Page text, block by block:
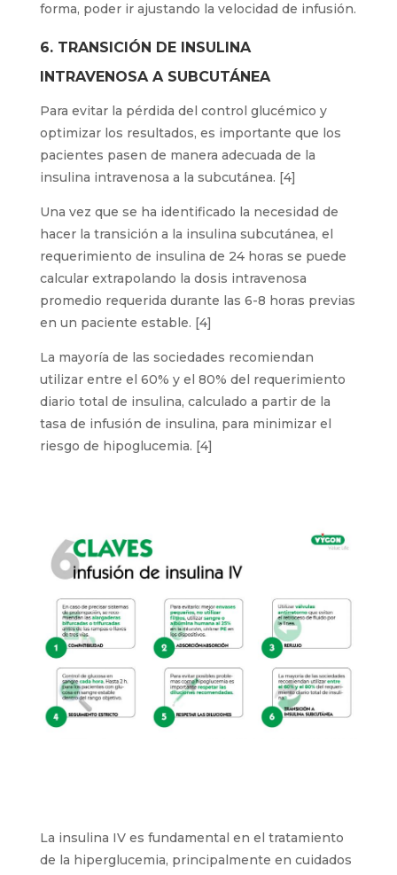
forma, poder ir ajustando la velocidad de infusión.
6. TRANSICIÓN DE INSULINA
INTRAVENOSA A SUBCUTÁNEA
Para evitar la pérdida del control glucémico y
optimizar los resultados, es importante que los
pacientes pasen de manera adecuada de la
insulina intravenosa a la subcutánea. [4]
Una vez que se ha identificado la necesidad de
hacer la transición a la insulina subcutánea, el
requerimiento de insulina de 24 horas se puede
calcular extrapolando la dosis intravenosa
promedio requerida durante las 6-8 horas previas
en un paciente estable. [4]
La mayoría de las sociedades recomiendan
utilizar entre el 60% y el 80% del requerimiento
diario total de insulina, calculado a partir de la
tasa de infusión de insulina, para minimizar el
riesgo de hipoglucemia. [4]
La insulina IV es fundamental en el tratamiento
de la hiperglucemia, principalmente en cuidados